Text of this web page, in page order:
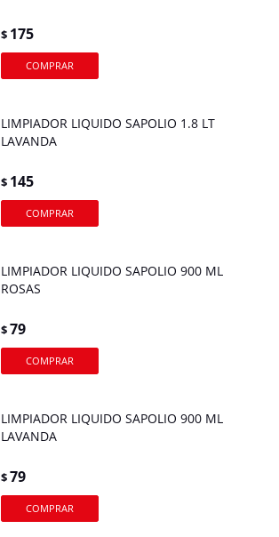
$ 175
LIMPIADOR LIQUIDO SAPOLIO 1.8 LT
LAVANDA
$ 145
LIMPIADOR LIQUIDO SAPOLIO 900 ML
ROSAS
$79
LIMPIADOR LIQUIDO SAPOLIO 900 ML
LAVANDA
$79